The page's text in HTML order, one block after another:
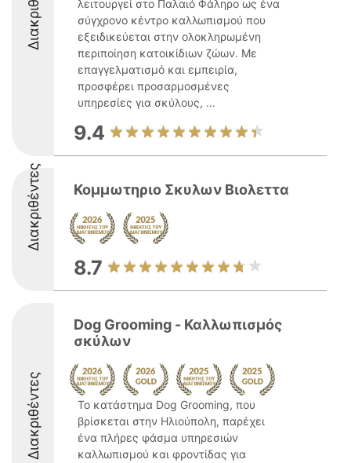
λειτουργεί στο Παλαιό Φάληρο ως ένα
σύγχρονο κέντρο καλλωπισμού που
εξειδικεύεται στην ολοκληρωμένη
περιποίηση κατοικίδιων ζώων. Με
επαγγελματισμό και εμπειρία,
προσφέρει προσαρμοσμένες
υπηρεσίες για σκύλους, ...
9.4
Διακριθέντες Κομμωτηριο Σκυλων Βιολεττα
8.7
Διακριθέντες
Dog Grooming - Καλλωπισμός
σκύλων
Το κατάστημα Dog Grooming, που
βρίσκεται στην Ηλιούπολη, παρέχει
ένα πλήρες φάσμα υπηρεσιών
καλλωπισμού και φροντίδας για